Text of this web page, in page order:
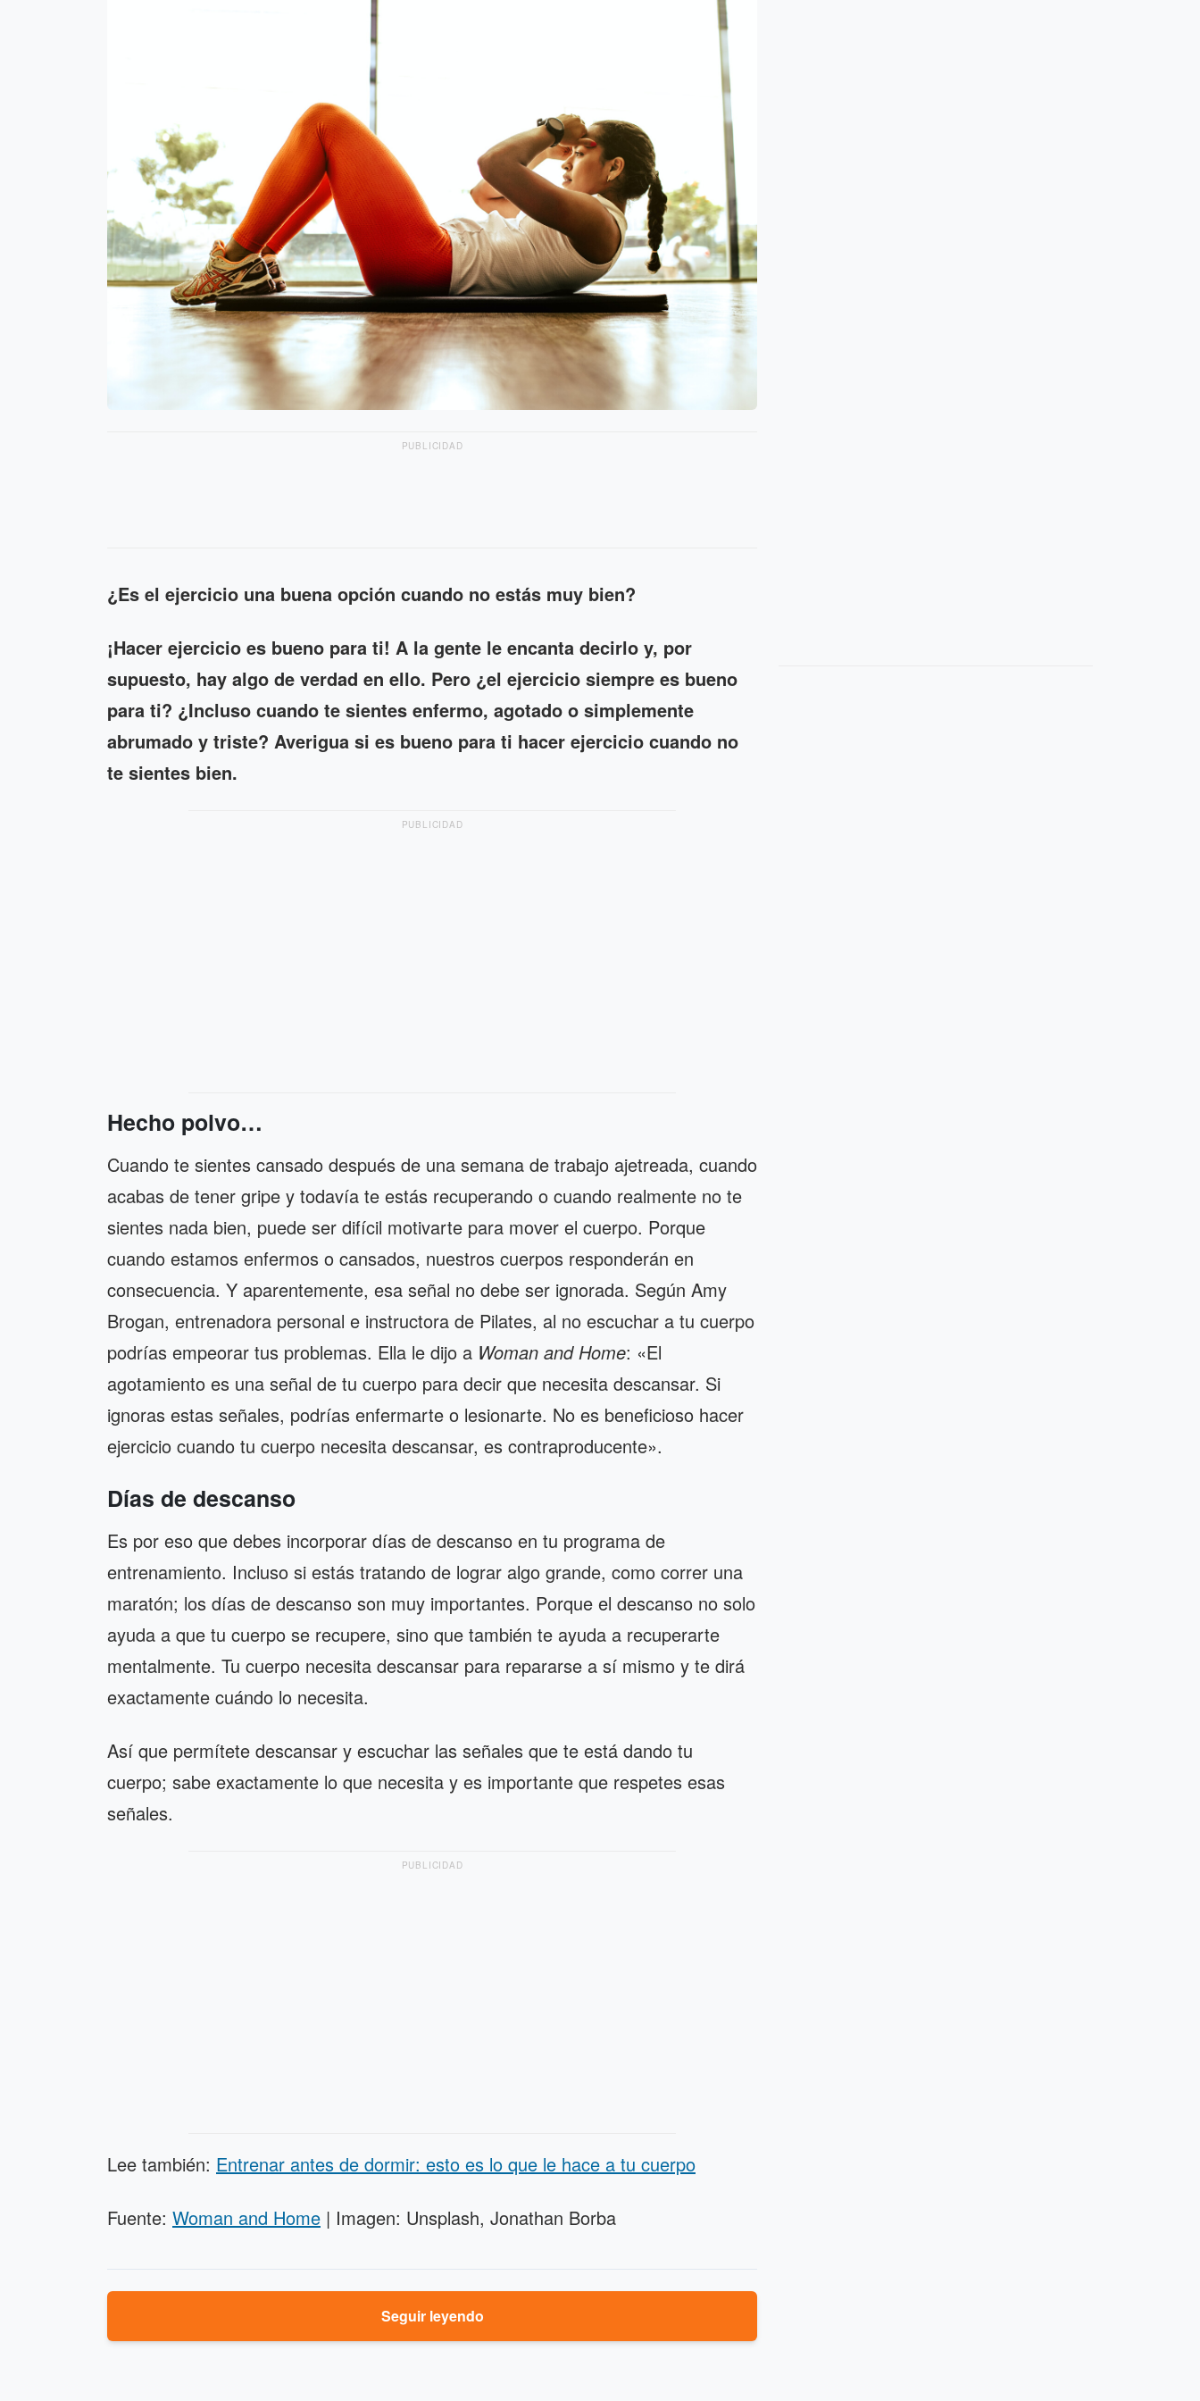
PUBLICIDAD
¿Es el ejercicio una buena opción cuando no estás muy bien?
¡Hacer ejercicio es bueno para ti! A la gente le encanta decirlo y, por
supuesto, hay algo de verdad en ello. Pero ¿el ejercicio siempre es bueno
para ti? ¿Incluso cuando te sientes enfermo, agotado o simplemente
abrumado y triste? Averigua si es bueno para ti hacer ejercicio cuando no
te sientes bien.
PUBLICIDAD
Hecho polvo…
Cuando te sientes cansado después de una semana de trabajo ajetreada, cuando
acabas de tener gripe y todavía te estás recuperando o cuando realmente no te
sientes nada bien, puede ser difícil motivarte para mover el cuerpo. Porque
cuando estamos enfermos o cansados, nuestros cuerpos responderán en
consecuencia. Y aparentemente, esa señal no debe ser ignorada. Según Amy
Brogan, entrenadora personal e instructora de Pilates, al no escuchar a tu cuerpo
podrías empeorar tus problemas. Ella le dijo a Woman and Home: «El
agotamiento es una señal de tu cuerpo para decir que necesita descansar. Si
ignoras estas señales, podrías enfermarte o lesionarte. No es beneficioso hacer
ejercicio cuando tu cuerpo necesita descansar, es contraproducente».
Días de descanso
Es por eso que debes incorporar días de descanso en tu programa de
entrenamiento. Incluso si estás tratando de lograr algo grande, como correr una
maratón; los días de descanso son muy importantes. Porque el descanso no solo
ayuda a que tu cuerpo se recupere, sino que también te ayuda a recuperarte
mentalmente. Tu cuerpo necesita descansar para repararse a sí mismo y te dirá
exactamente cuándo lo necesita.
Así que permítete descansar y escuchar las señales que te está dando tu
cuerpo; sabe exactamente lo que necesita y es importante que respetes esas
señales.
PUBLICIDAD
Lee también: Entrenar antes de dormir: esto es lo que le hace a tu cuerpo
Fuente: Woman and Home | Imagen: Unsplash, Jonathan Borba
Seguir leyendo